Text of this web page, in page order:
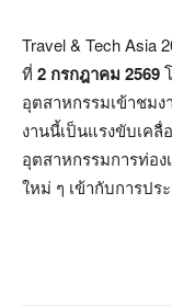
Travel & Tech Asia
ที่ 2 กรกฎาคม 2569
อุตสาหกรรมเข้าชมง
งานนี้เป็นแรงขับเค
อุตสาหกรรมการท่อง
ใหม่ ๆ เข้ากับการปร